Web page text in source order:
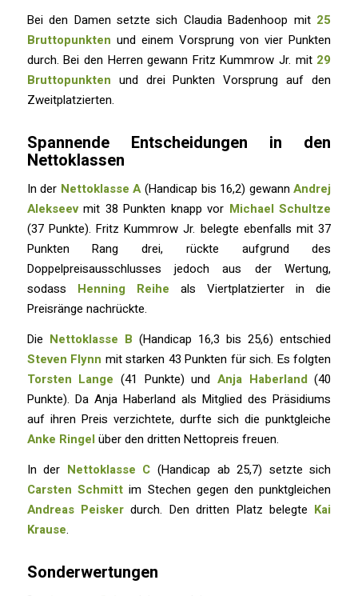
Bei den Damen setzte sich Claudia Badenhoop mit 25
Bruttopunkten und einem Vorsprung von vier Punkten
durch. Bei den Herren gewann Fritz Kummrow Jr. mit 29
Bruttopunkten und drei Punkten Vorsprung auf den
Zweitplatzierten.
Spannende Entscheidungen in den
Nettoklassen
In der Nettoklasse A(Handicap bis 16,2) gewannAndrej
Alekseevmit 38 Punkten knapp vor Michael Schultze
(37 Punkte). Fritz Kummrow Jr. belegte ebenfalls mit 37
Punkten Rang drei, rückte aufgrund des
Doppelpreisausschlusses jedoch aus der Wertung,
sodass Henning Reihe als Viertplatzierter in die
Preisränge nachrückte.
Die Nettoklasse B (Handicap 16,3 bis 25,6) entschied
Steven Flynn mit starken 43 Punkten für sich. Es folgten
Torsten Lange (41 Punkte) undAnja Haberland(40
Punkte). Da Anja Haberland als Mitglied des Präsidiums
auf ihren Preis verzichtete, durfte sich die punktgleiche
Anke Ringelüber den dritten Nettopreis freuen.
In der Nettoklasse C (Handicap ab 25,7) setzte sich
Carsten Schmittim Stechen gegen den punktgleichen
Andreas Peisker durch. Den dritten Platz belegte Kai
Krause.
Sonderwertungen